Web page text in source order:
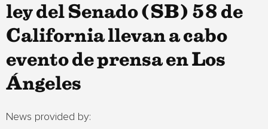
ley del Senado (SB) 58 de
California llevan a cabo
evento de prensa en Los
Ángeles
News provided by: